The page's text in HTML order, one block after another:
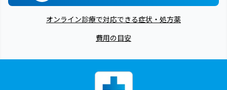
オンライン診療で対応できる症状・処方薬
費用の目安